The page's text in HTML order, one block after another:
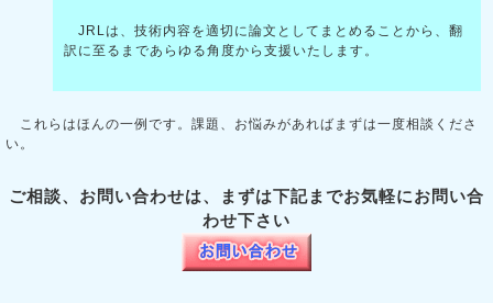
JRLは、技術内容を適切に論文としてまとめることから、翻
訳に至るまであらゆる角度から支援いたします。
これらはほんの一例です。課題、お悩みがあればまずは一度相談くださ
い。
ご相談、お問い合わせは、まずは下記までお気軽にお問い合
わせ下さい